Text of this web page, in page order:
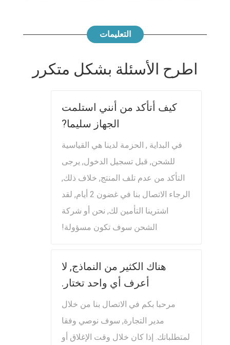
التعليمات
اطرح الأسئلة بشكل متكرر
كيف أتأكد من أنني استلمت
الجهاز سليما?
في البداية , الحزمة لدينا هي القياسية
للشحن, قبل تسجيل الدخول, يرجى
التأكد من عدم تلف المنتج, خلاف ذلك,
الرجاء الاتصال بنا في غضون 2 أيام, لقد
اشترينا التأمين لك, نحن أو شركة
الشحن سوف تكون مسؤولة!
هناك الكثير من النماذج, لا
أعرف أي واحد تختار.
مرحبا بكم في الاتصال بنا من خلال
مدير التجارة, سوف نوصي وفقا
لمتطلباتك. إذا كان خلال وقت الإغلاق أو